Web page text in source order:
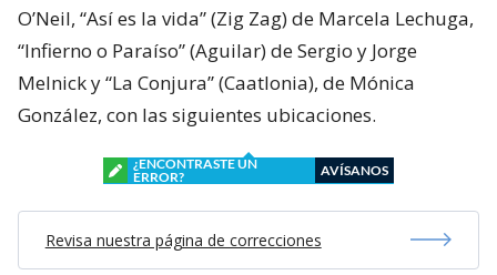
O’Neil, “Así es la vida” (Zig Zag) de Marcela Lechuga,
“Infierno o Paraíso” (Aguilar) de Sergio y Jorge
Melnick y “La Conjura” (Caatlonia), de Mónica
González, con las siguientes ubicaciones.
¿ENCONTRASTE UN
ERROR?
AVÍSANOS
Revisa nuestra página de correcciones